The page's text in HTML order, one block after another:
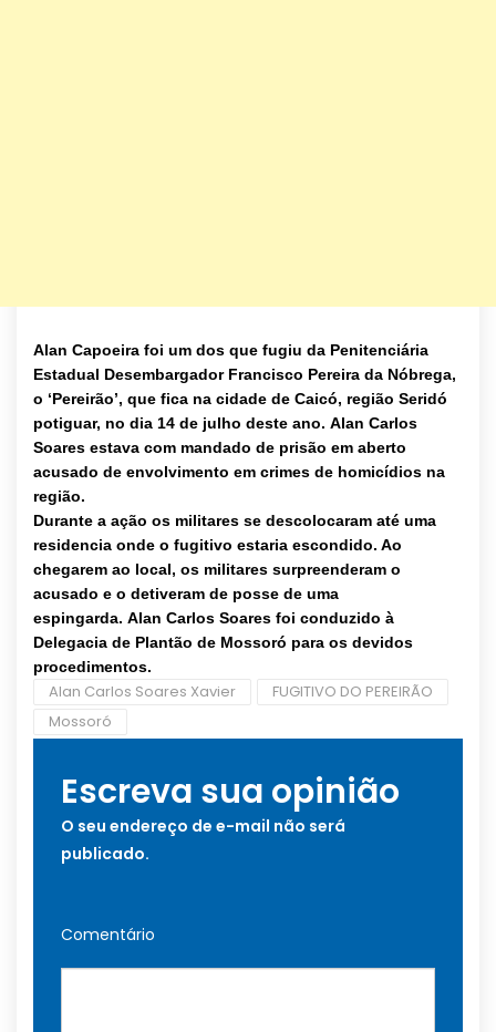
Alan Capoeira foi um dos que fugiu da Penitenciária
Estadual Desembargador Francisco Pereira da Nóbrega,
o ‘Pereirão’, que fica na cidade de Caicó, região Seridó
potiguar, no dia 14 de julho deste ano. Alan Carlos
Soares estava com mandado de prisão em aberto
acusado de envolvimento em crimes de homicídios na
região.
Durante a ação os militares se descolocaram até uma
residencia onde o fugitivo estaria escondido. Ao
chegarem ao local, os militares surpreenderam o
acusado e o detiveram de posse de uma
espingarda. Alan Carlos Soares foi conduzido à
Delegacia de Plantão de Mossoró para os devidos
procedimentos.
Alan Carlos Soares Xavier
FUGITIVO DO PEREIRÃO
Mossoró
Escreva sua opinião
O seu endereço de e-mail não será
publicado.
Comentário